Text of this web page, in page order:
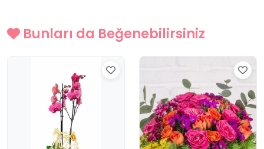
Bunları da Beğenebilirsiniz